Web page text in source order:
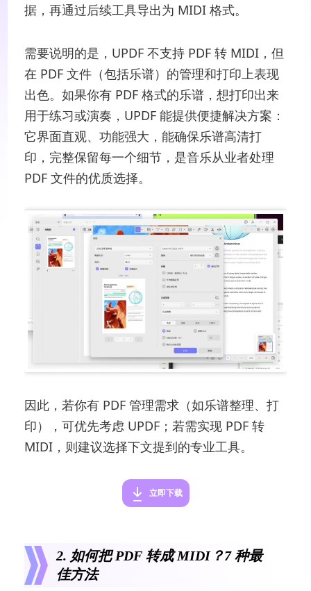
据，再通过后续工具导出为 MIDI 格式。
需要说明的是，UPDF 不支持 PDF 转 MIDI，但
在 PDF 文件（包括乐谱）的管理和打印上表现
出色。如果你有 PDF 格式的乐谱，想打印出来
用于练习或演奏，UPDF 能提供便捷解决方案：
它界面直观、功能强大，能确保乐谱高清打
印，完整保留每一个细节，是音乐从业者处理
PDF 文件的优质选择。
因此，若你有 PDF 管理需求（如乐谱整理、打
印），可优先考虑 UPDF；若需实现 PDF 转
MIDI，则建议选择下文提到的专业工具。
立即下载
2. 如何把 PDF 转成 MIDI？7 种最
佳方法